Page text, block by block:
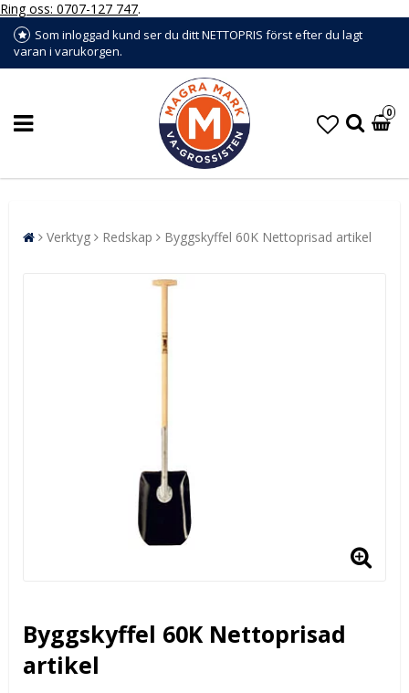
Ring oss: 0707-127 747.
Som inloggad kund ser du ditt NETTOPRIS först efter du lagt
varan i varukorgen.
0
Verktyg Redskap Byggskyffel 60K Nettoprisad artikel
Byggskyffel 60K Nettoprisad
artikel